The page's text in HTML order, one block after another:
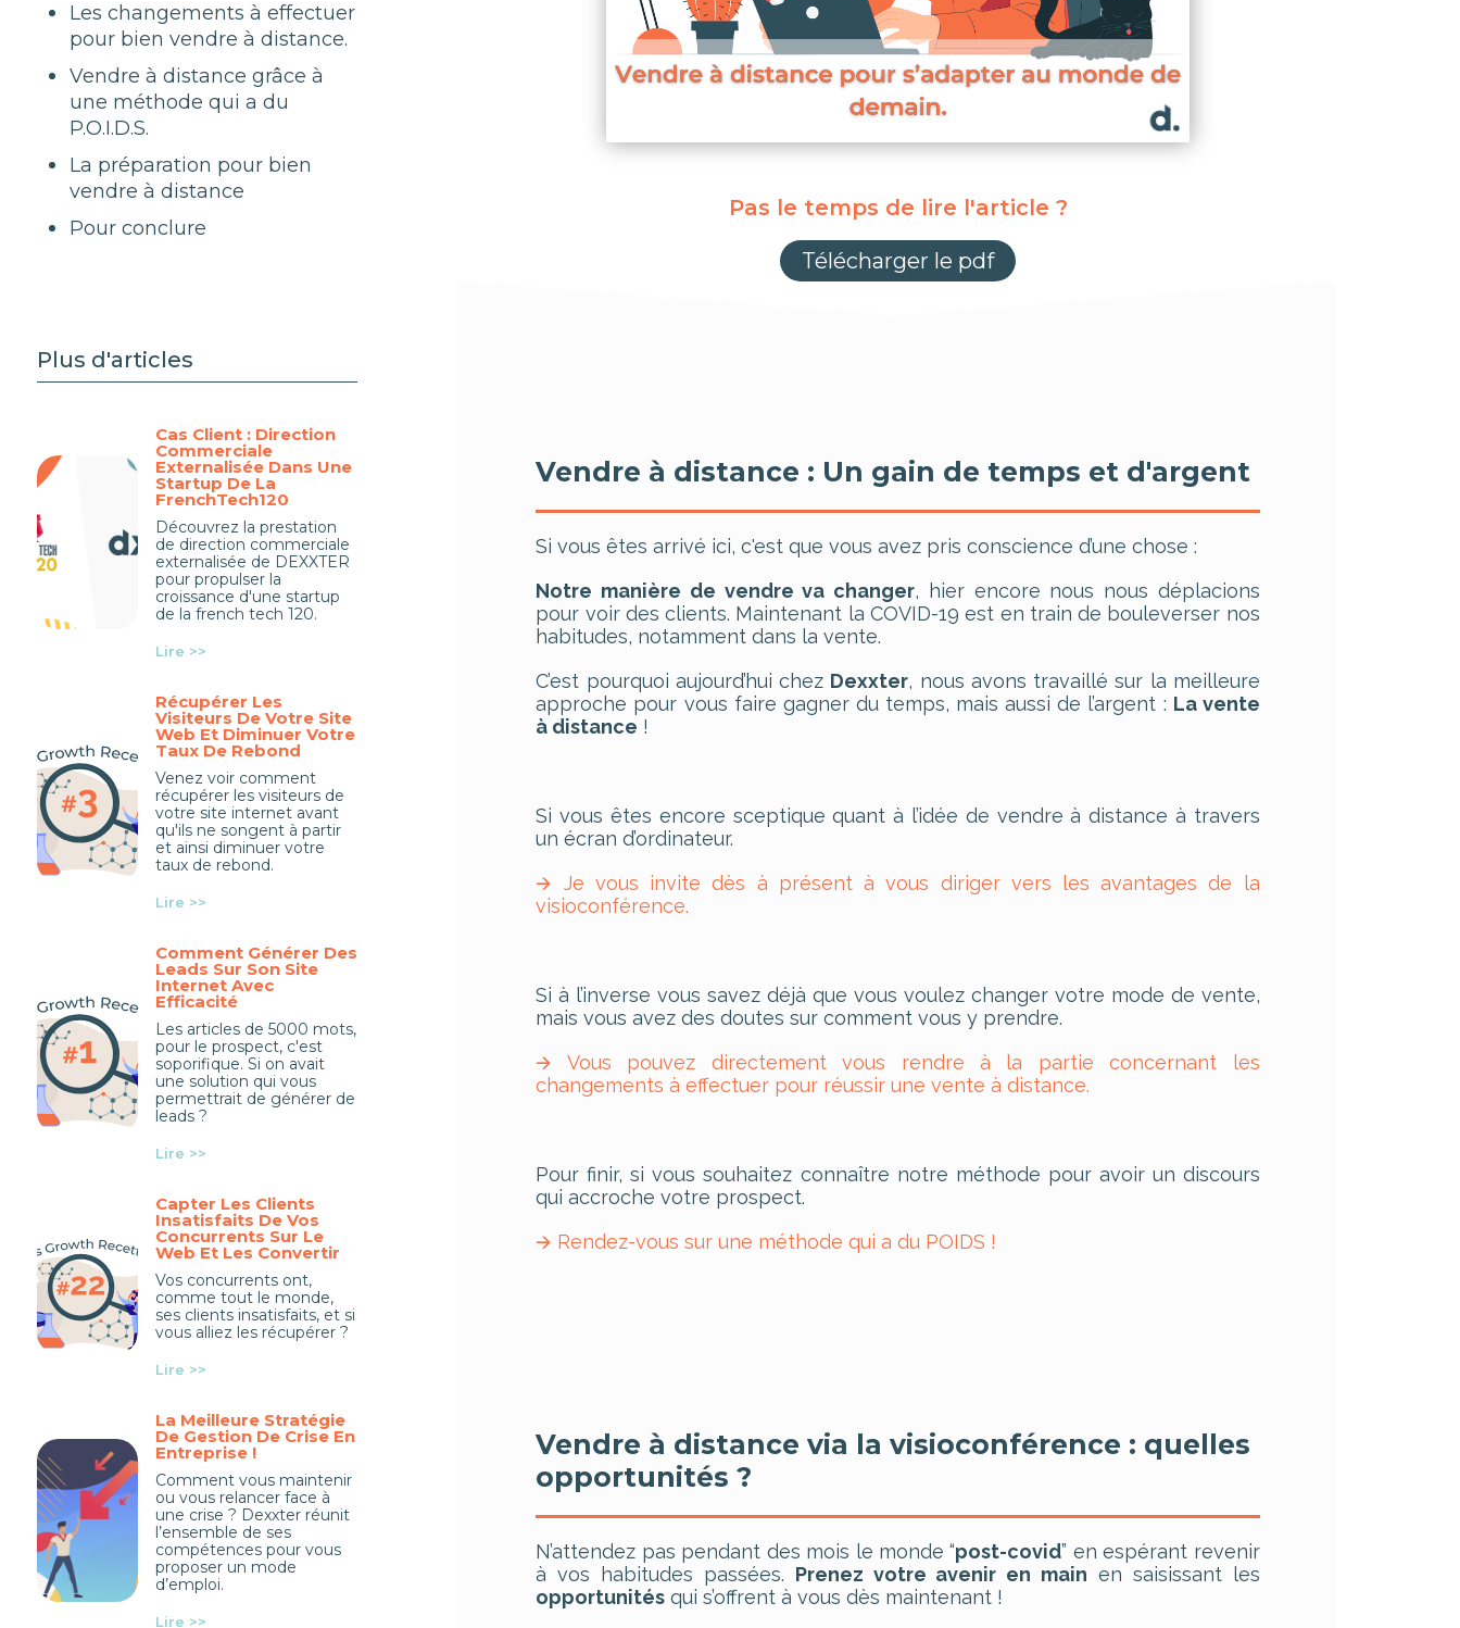
Les changements à effectuer
pour bien vendre à distance.
Vendre à distance grâce à
une méthode qui a du
P.O.I.D.S.
La préparation pour bien
vendre à distance
Pour conclure
Plus d'articles
Cas Client : Direction
Commerciale
Externalisée Dans Une
Startup De La
FrenchTech120
Découvrez la prestation
de direction commerciale
externalisée de DEXXTER
pour propulser la
croissance d'une startup
de la french tech 120.
Lire >>
Récupérer Les
Visiteurs De Votre Site
Web Et Diminuer Votre
Taux De Rebond
Venez voir comment
récupérer les visiteurs de
votre site internet avant
qu'ils ne songent à partir
et ainsi diminuer votre
taux de rebond.
Lire >>
Comment Générer Des
Leads Sur Son Site
Internet Avec
Efficacité
Les articles de 5000 mots,
pour le prospect, c'est
soporifique. Si on avait
une solution qui vous
permettrait de générer de
leads ?
Lire >>
Capter Les Clients
Insatisfaits De Vos
Concurrents Sur Le
Web Et Les Convertir
Vos concurrents ont,
comme tout le monde,
ses clients insatisfaits, et si
vous alliez les récupérer ?
Lire >>
La Meilleure Stratégie
De Gestion De Crise En
Entreprise !
Comment vous maintenir
ou vous relancer face à
une crise ? Dexxter réunit
l’ensemble de ses
compétences pour vous
proposer un mode
d’emploi.
Lire >>
Pas le temps de lire l'article ?
Télécharger le pdf
Vendre à distance : Un gain de temps et d'argent
Si vous êtes arrivé ici, c'est que vous avez pris conscience d’une chose :
Notre manière de vendre va changer, hier encore nous nous déplacions
pour voir des clients. Maintenant la COVID-19 est en train de bouleverser nos
habitudes, notamment dans la vente.
C’est pourquoi aujourd’hui chez Dexxter, nous avons travaillé sur la meilleure
approche pour vous faire gagner du temps, mais aussi de l’argent : La vente
à distance !
Si vous êtes encore sceptique quant à l’idée de vendre à distance à travers
un écran d’ordinateur.
🡪 Je vous invite dès à présent à vous diriger vers les avantages de la
visioconférence.
Si à l’inverse vous savez déjà que vous voulez changer votre mode de vente,
mais vous avez des doutes sur comment vous y prendre.
🡪 Vous pouvez directement vous rendre à la partie concernant les
changements à effectuer pour réussir une vente à distance.
Pour finir, si vous souhaitez connaître notre méthode pour avoir un discours
qui accroche votre prospect.
🡪 Rendez-vous sur une méthode qui a du POIDS !
Vendre à distance via la visioconférence : quelles
opportunités ?
N’attendez pas pendant des mois le monde “post-covid” en espérant revenir
à vos habitudes passées. Prenez votre avenir en main en saisissant les
opportunités qui s’offrent à vous dès maintenant !